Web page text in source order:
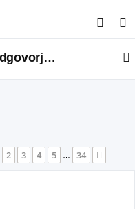
s
a
Neodgovorjeni prispevki
1od34
2 3 4 5 … 34